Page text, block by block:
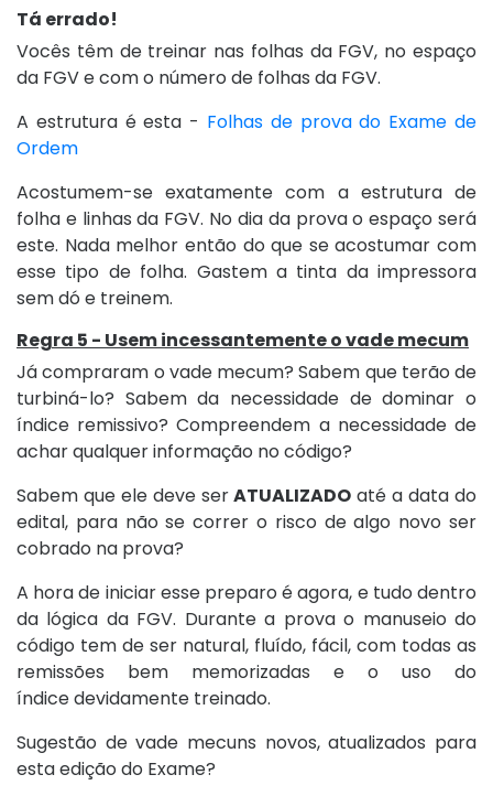
Tá errado!
Vocês têm de treinar nas folhas da FGV, no espaço
da FGV e com o número de folhas da FGV.
A estrutura é esta - Folhas de prova do Exame de
Ordem
Acostumem-se exatamente com a estrutura de
folha e linhas da FGV. No dia da prova o espaço será
este. Nada melhor então do que se acostumar com
esse tipo de folha. Gastem a tinta da impressora
sem dó e treinem.
Regra 5 - Usem incessantemente o vade mecum
Já compraram o vade mecum? Sabem que terão de
turbiná-lo? Sabem da necessidade de dominar o
índice remissivo? Compreendem a necessidade de
achar qualquer informação no código?
Sabem que ele deve serATUALIZADO até a data do
edital, para não se correr o risco de algo novo ser
cobrado na prova?
A hora de iniciar esse preparo é agora, e tudo dentro
da lógica da FGV. Durante a prova o manuseio do
código tem de ser natural, fluído, fácil, com todas as
remissões bem memorizadas e o uso do
índice devidamente treinado.
Sugestão de vade mecuns novos, atualizados para
esta edição do Exame?